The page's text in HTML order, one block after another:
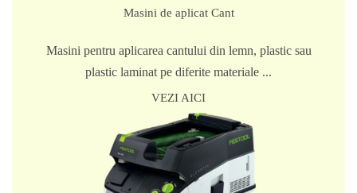
Masini de aplicat Cant
Masini pentru aplicarea cantului din lemn, plastic sau
plastic laminat pe diferite materiale ...
VEZI AICI